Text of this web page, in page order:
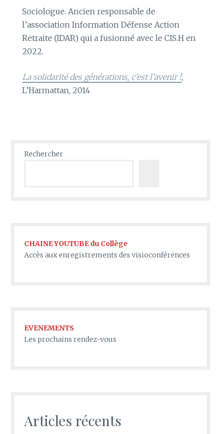
Sociologue. Ancien responsable de
l’association Information Défense Action
Retraite (IDAR) qui a fusionné avec le CIS.H en
2022.
La solidarité des générations, c’est l’avenir !,
L’Harmattan, 2014
Rechercher
CHAINE YOUTUBE du Collège
Accès aux enregistrements des visioconférences
EVENEMENTS
Les prochains rendez-vous
Articles récents